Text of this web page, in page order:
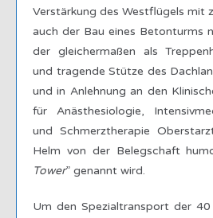
Verstärkung des Westflügels mit
auch der Bau eines Betonturms
der gleichermaßen als
und tragende Stütze des
und in Anlehnung an den
für Anästhesiologie,
und Schmerztherapie
Helm von der Belegschaft
Tower” genannt wird.
Um den Spezialtransport der